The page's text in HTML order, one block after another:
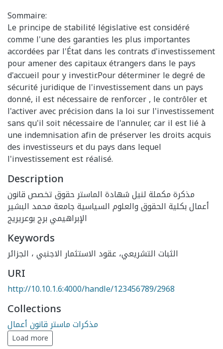
Sommaire:
Le principe de stabilité législative est considéré
comme l'une des garanties les plus importantes
accordées par l'État dans les contrats d'investissement
pour amener des capitaux étrangers dans le pays
d'accueil pour y investir.Pour déterminer le degré de
sécurité juridique de l'investissement dans un pays
donné, il est nécessaire de renforcer , le contrôler et
l'activer avec précision dans la loi sur l'investissement
sans qu'il soit nécessaire de l'annuler, car il est lié à
une indemnisation afin de préserver les droits acquis
des investisseurs et du pays dans lequel
l'investissement est réalisé.
Description
مذكرة مكملة لنيل شهادة الماستر حقوق تخصص قانون
أعمال بكلية الحقوق والعلوم السياسية جامعة محمد البشير
الإبراهيمي برج بوعريريج
Keywords
الثبات التشريعي، عقود الاستثمار الاجنبي ، الجزائر
URI
http://10.10.1.6:4000/handle/123456789/2968
Collections
مذكرات ماستر قانون أعمال
Load more